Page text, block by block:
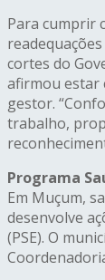
Para cumprir
cortes do
afirmou estar
gestor.
trabalho,
Programa
Em Muçum,
desenvolve
(PSE). O